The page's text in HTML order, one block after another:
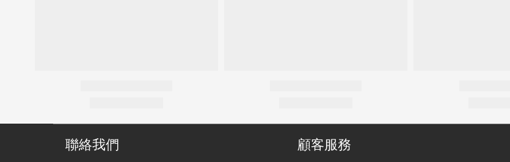
聯絡我們 顧客服務